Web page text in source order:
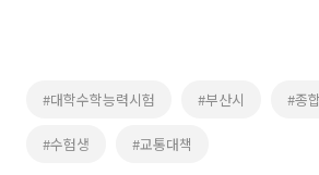
#대학수학능력시험 #부산시 #종
#수험생 #교통대책